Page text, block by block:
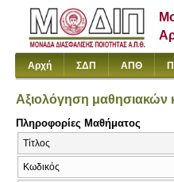
Αρχή ΣΔΠ ΑΠΘ
Αξιολόγηση μαθησιακών
Πληροφορίες Μαθήματος
Τίτλος
Κωδικός